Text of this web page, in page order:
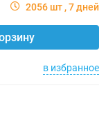
2056 шт 7 дней
в избранное